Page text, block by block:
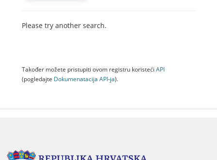
Please try another search.
Također možete pristupiti ovom registru koristeći API
(pogledajte Dokumenаtаcijа API-jа).